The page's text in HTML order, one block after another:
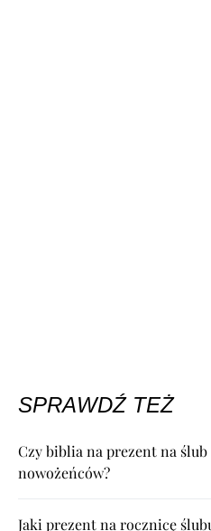
SPRAWDŹ TEŻ
Czy biblia na prezent na
nowożeńców?
Jaki prezent na rocznicę